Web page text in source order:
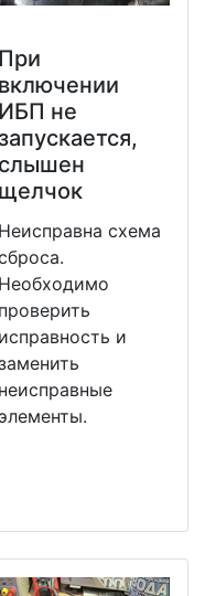
При
включении
ИБП не
запускается,
слышен
щелчок
Неисправна схема
Необходимо
проверить
исправность и
неисправные
элементы.